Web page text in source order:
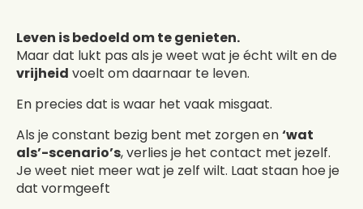
Leven is bedoeld om te genieten.
Maar dat lukt pas als je weet wat je écht wilt en de
vrijheid voelt om daarnaar te leven.
En precies dat is waar het vaak misgaat.
Als je constant bezig bent met zorgen en‘wat
als’-scenario’s, verlies je het contact met jezelf.
Je weet niet meer wat je zelf wilt. Laat staan hoe je
dat vormgeeft